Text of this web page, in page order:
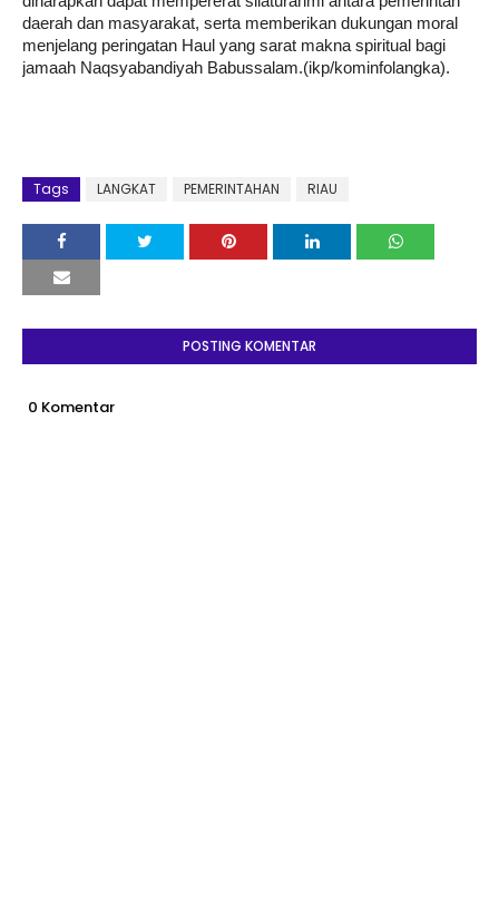
daerah dan masyarakat, serta memberikan dukungan moral
menjelang peringatan Haul yang sarat makna spiritual bagi
jamaah Naqsyabandiyah Babussalam.(ikp/kominfolangka).
Tags LANGKAT PEMERINTAHAN RIAU
POSTING KOMENTAR
0 Komentar